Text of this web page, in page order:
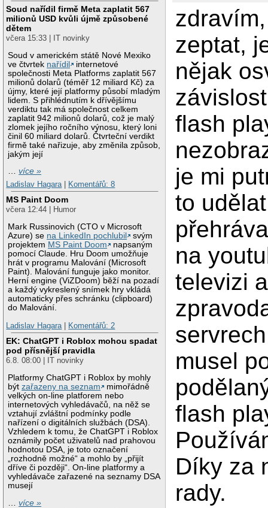
Soud nařídil firmě Meta zaplatit 567
milionů USD kvůli újmě způsobené
dětem
včera 15:33 | IT novinky
Soud v americkém státě Nové Mexiko
ve čtvrtek nařídil
internetové
společnosti Meta Platforms zaplatit 567
milionů dolarů (téměř 12 miliard Kč) za
újmy, které její platformy působí mladým
lidem. S přihlédnutím k dřívějšímu
verdiktu tak má společnost celkem
zaplatit 942 milionů dolarů, což je malý
zlomek jejího ročního výnosu, který loni
činil 60 miliard dolarů. Čtvrteční verdikt
firmě také nařizuje, aby změnila způsob,
jakým její
…více »
Ladislav Hagara
Komentářů: 8
MS Paint Doom
včera 12:44 | Humor
Mark Russinovich (CTO v Microsoft
Azure) se na LinkedIn pochlubil
svým
projektem MS Paint Doom
napsaným
pomocí Claude. Hru Doom umožňuje
hrát v programu Malování (Microsoft
Paint). Malování funguje jako monitor.
Herní engine (ViZDoom) běží na pozadí
a každý vykreslený snímek hry vkládá
automaticky přes schránku (clipboard)
do Malování.
Ladislav Hagara
Komentářů: 2
EK: ChatGPT i Roblox mohou spadat
pod přísnější pravidla
6.8. 08:00 | IT novinky
Platformy ChatGPT i Roblox by mohly
býtzařazeny na seznam
mimořádně
velkých on-line platforem nebo
internetových vyhledávačů, na něž se
vztahují zvláštní podmínky podle
nařízení o digitálních službách (DSA).
Vzhledem k tomu, že ChatGPT i Roblox
oznámily počet uživatelů nad prahovou
hodnotou DSA, je toto označení
„rozhodně možné“ a mohlo by „přijít
dříve či později“. On-line platformy a
vyhledávače zařazené na seznamy DSA
musejí
…více »
zeptat,
nějak
flash
je mi
to
na
televizi
musel
flash
Díky za
rady.